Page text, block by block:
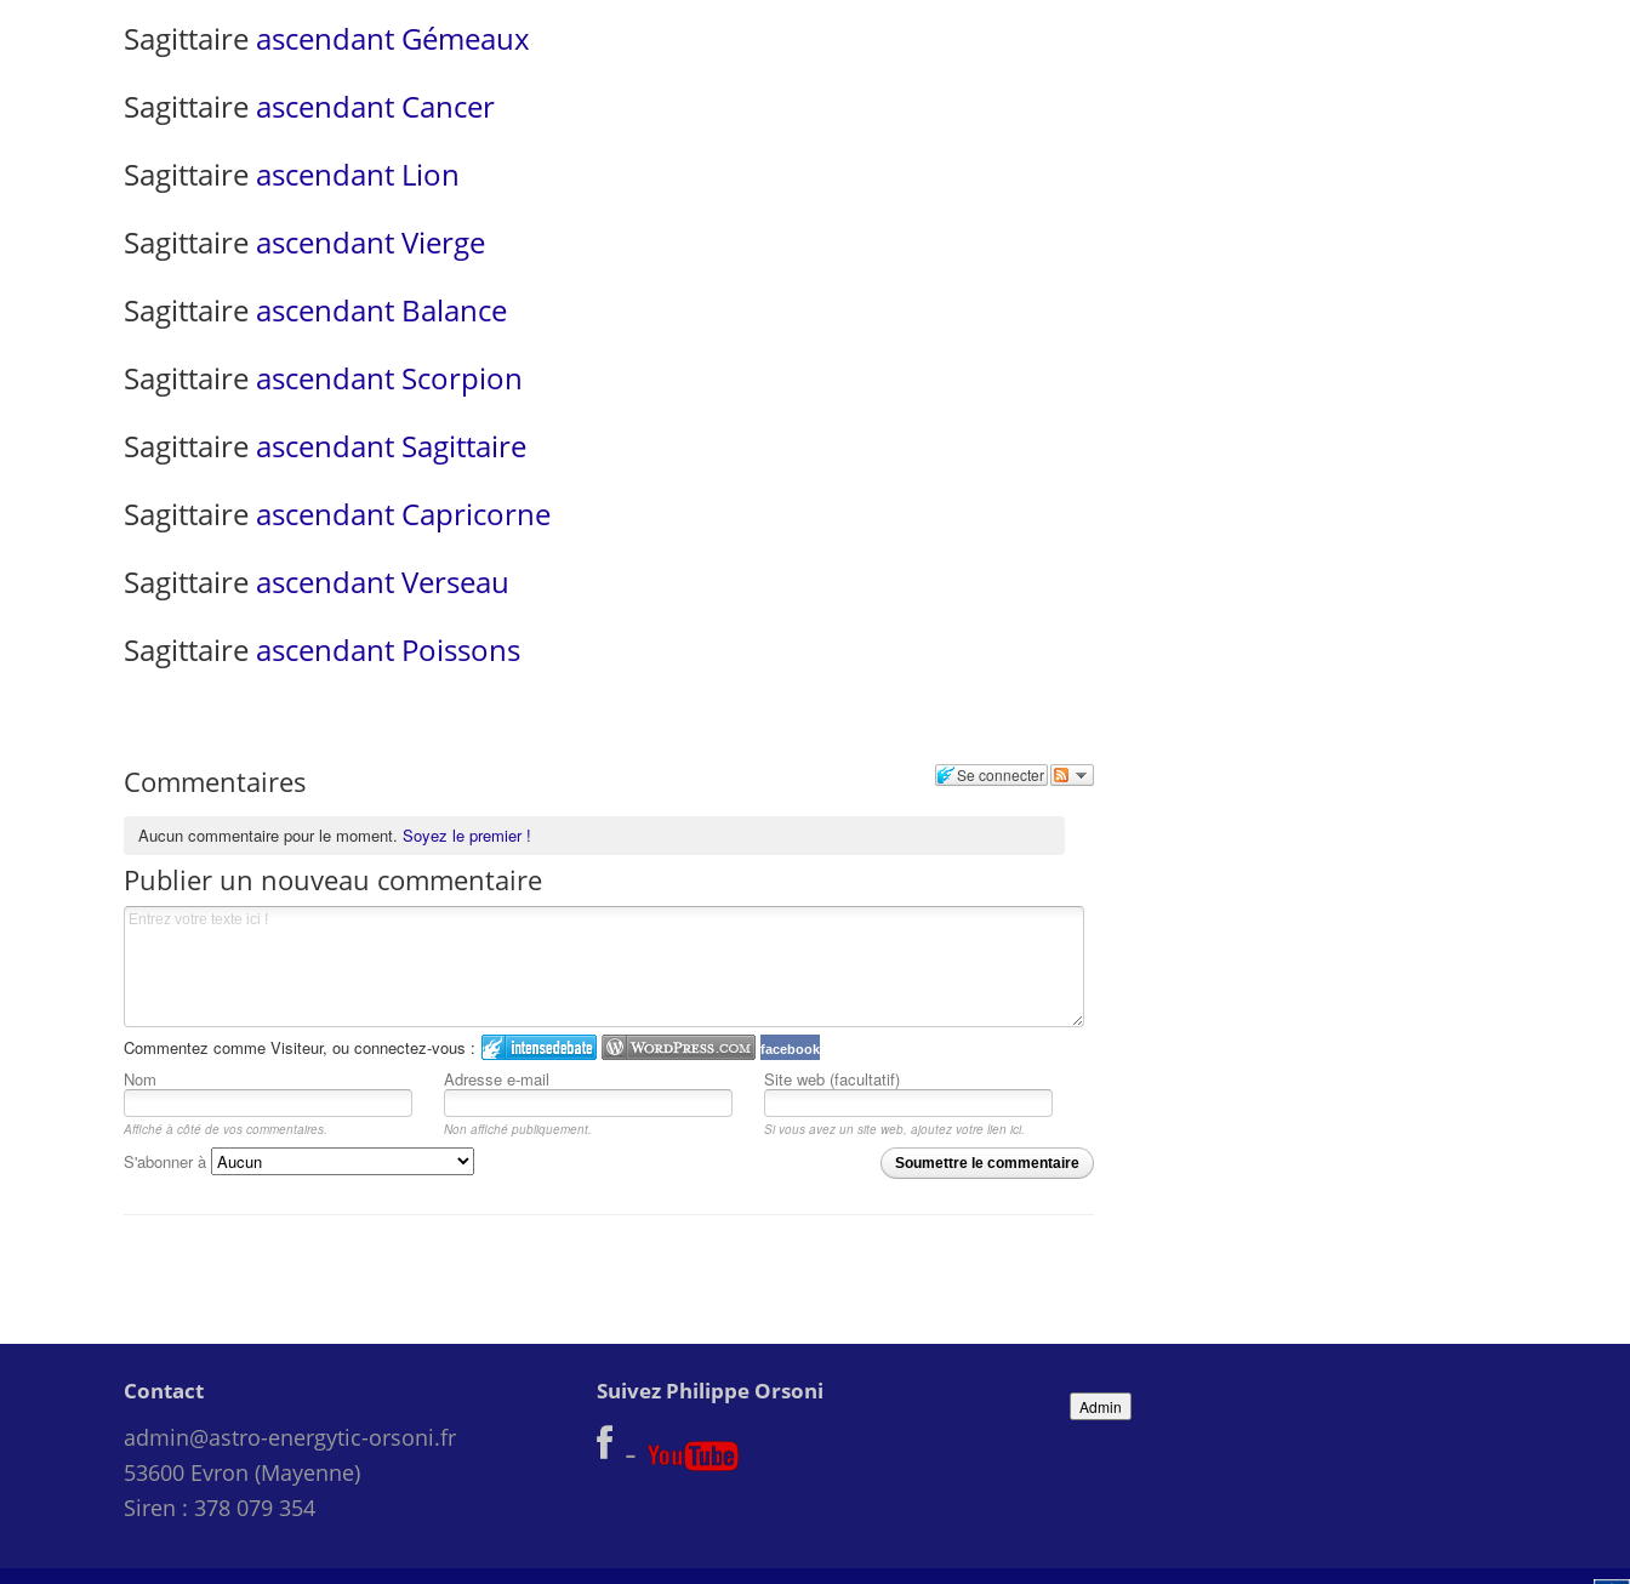
Sagittaire ascendant Gémeaux
Sagittaire ascendant Cancer
Sagittaire ascendant Lion
Sagittaire ascendant Vierge
Sagittaire ascendant Balance
Sagittaire ascendant Scorpion
Sagittaire ascendant Sagittaire
Sagittaire ascendant Capricorne
Sagittaire ascendant Verseau
Sagittaire ascendant Poissons
Se connecter
Commentaires
Aucun commentaire pour le moment. Soyez le premier !
Publier un nouveau commentaire
Commentez comme Visiteur, ou connectez-vous : facebook
Nom Adresse e-mail Site web (facultatif)
Affiché à côté de vos commentaires. Non affiché publiquement.
Si vous avez un site web, ajoutez votre lien ici.
Soumettre le commentaire
S'abonner à
Contact
admin@astro-energytic-orsoni.fr
53600 Evron (Mayenne)
Siren : 378 079 354
Suivez Philippe Orsoni
-